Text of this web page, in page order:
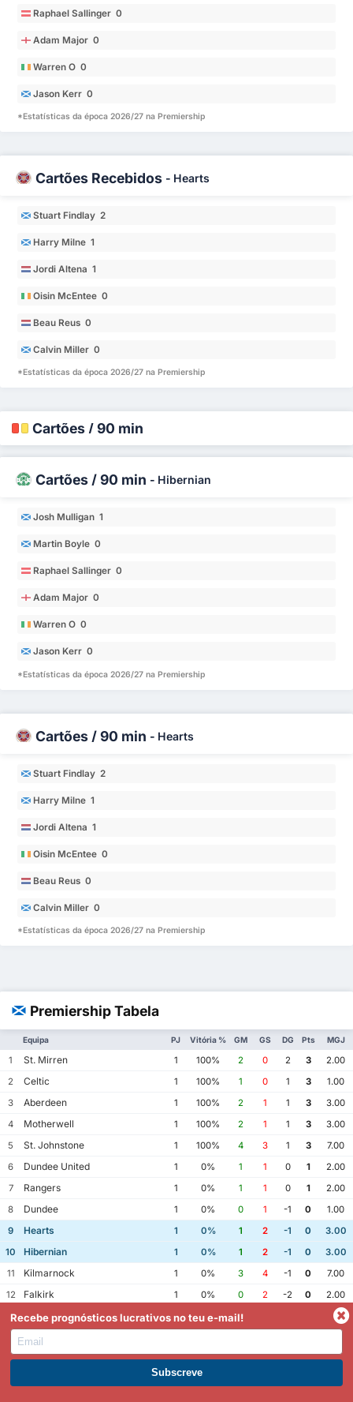
Raphael Sallinger 0
Adam Major 0
Warren O 0
Jason Kerr 0
*Estatísticas da época 2026/27 na Premiership
Cartões Recebidos - Hearts
Stuart Findlay 2
Harry Milne 1
Jordi Altena 1
Oisin McEntee 0
Beau Reus 0
Calvin Miller 0
*Estatísticas da época 2026/27 na Premiership
Cartões / 90 min
Cartões / 90 min - Hibernian
Josh Mulligan 1
Martin Boyle 0
Raphael Sallinger 0
Adam Major 0
Warren O 0
Jason Kerr 0
*Estatísticas da época 2026/27 na Premiership
Cartões / 90 min - Hearts
Stuart Findlay 2
Harry Milne 1
Jordi Altena 1
Oisin McEntee 0
Beau Reus 0
Calvin Miller 0
*Estatísticas da época 2026/27 na Premiership
Premiership Tabela
Equipa PJ Vitória % GM GS DG Pts MGJ
1 St. Mirren 1 100% 2 0 2 3
2.00
2
Celtic 1 100% 1 0 1 3
1.00
3
Aberdeen 1 100% 2 1 1 3
3.00
4
Motherwell 1 100% 2 1 1 3
3.00
5
St. Johnstone 1 100% 4 3 1 3
7.00
6
Dundee United 1 0% 1 1 0 1
2.00
7
Rangers 1 0% 1 1 0 1
2.00
8
Dundee 1 0% 0 1 -1 0
1.00
9
Hearts 1 0% 1 2 -1 0
3.00
10
Hibernian 1 0% 1 2 -1 0
3.00
11
Kilmarnock 1 0% 3 4 -1 0
7.00
12
Falkirk 1 0% 0 2 -2 0 2.00
Odds
Mercado Odds Estat.
Torna-te Premium
Recebe prognósticos lucrativos no teu e-mail!